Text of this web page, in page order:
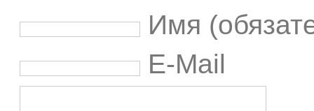
Имя
E-Mail